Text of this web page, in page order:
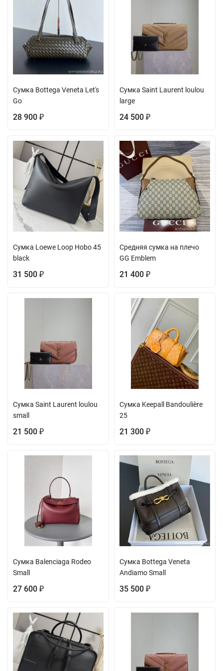
Сумка Bottega Veneta Let's
Go
28 900 ₽
Сумка Saint Laurent loulou
large
24 500 ₽
Сумка Loewe Loop Hobo 45
black
31 500 ₽
Средняя сумка на плечо
GG Emblem
21 400 ₽
Сумка Saint Laurent loulou
small
21 500 ₽
Сумка Keepall Bandoulière
25
21 300 ₽
Сумка Balenciaga Rodeo
Small
27 600 ₽
Сумка Bottega Veneta
Andiamo Small
35 500 ₽